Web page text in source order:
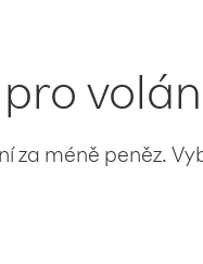
za méně peněz.